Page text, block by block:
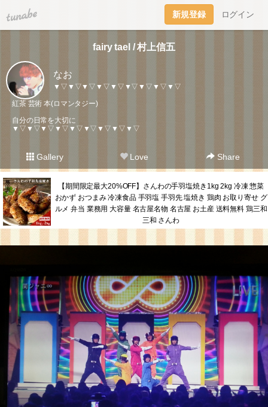
tuna.be 新規登録 ログイン
fairy tael / 村上信五
なお
▼▽▼▽▼▽▼▽▼▽▼▽▼▽▼▽▼▽
紅茶 芸術 本(ロマンタジー)
自分の日常を大切に
▼▽▼▽▼▽▼▽▼▽▼▽▼▽▼▽▼▽
Gallery Love Share
【期間限定最大20%OFF】さんわの手羽塩焼き1kg 2kg 冷凍 惣菜
おかず おつまみ 冷凍食品 手羽塩 手羽先 塩焼き 鶏肉 お取り寄せ グ
ルメ 弁当 業務用 大容量 名古屋名物 名古屋 お土産 送料無料 鶏三和
三和 さんわ